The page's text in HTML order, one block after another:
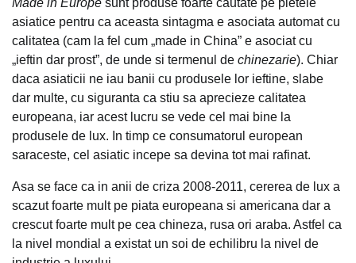
Made in Europe sunt produse foarte cautate pe pietele
asiatice pentru ca aceasta sintagma e asociata automat cu
calitatea (cam la fel cum „made in China” e asociat cu
„ieftin dar prost”, de unde si termenul de chinezarie). Chiar
daca asiaticii ne iau banii cu produsele lor ieftine, slabe
dar multe, cu siguranta ca stiu sa aprecieze calitatea
europeana, iar acest lucru se vede cel mai bine la
produsele de lux. In timp ce consumatorul european
saraceste, cel asiatic incepe sa devina tot mai rafinat.
Asa se face ca in anii de criza 2008-2011, cererea de lux a
scazut foarte mult pe piata europeana si americana dar a
crescut foarte mult pe cea chineza, rusa ori araba. Astfel ca
la nivel mondial a existat un soi de echilibru la nivel de